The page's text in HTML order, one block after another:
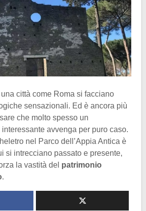
città come Roma si facciano
sensazionali. Ed è ancora più
che molto spesso un
avvenga per puro caso.
nel Parco dell’Appia Antica è
si intrecciano passato e presente,
la vastità del patrimonio
.